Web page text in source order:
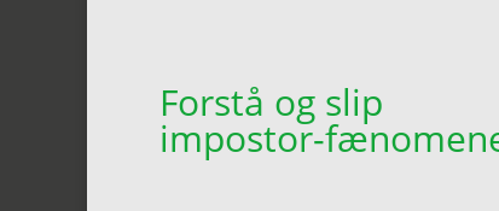
Forstå og slip
impostor-